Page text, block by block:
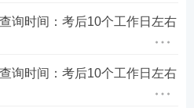
询时间：考后10个工作日左右
询时间：考后10个工作日左右